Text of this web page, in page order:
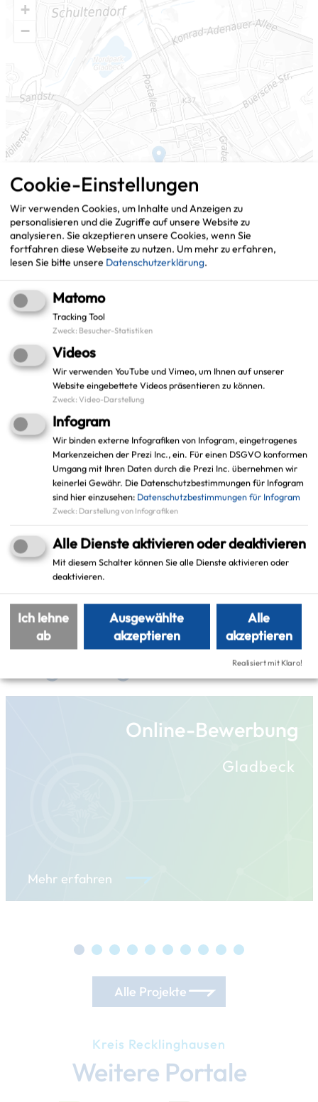
+
−
Adresse:
Stadt Gladbeck
Projekt: smartbib Verbund
Friedrich-Ebert-Straße 8
45964 Gladbeck
Schlagworte
smartes Leben Gladbeck
Weitere Projekte in der
Online-Bewerbung
Gladbeck
Mehr erfahren
Alle Projekte
Kreis Recklinghausen
Weitere Portale
Cookie-Einstellungen
Wir verwenden Cookies, um Inhalte und Anzeigen zu
personalisieren und die Zugriffe auf unsere Website zu
analysieren. Sie akzeptieren unsere Cookies, wenn Sie
fortfahren diese Webseite zu nutzen. Um mehr zu erfahren,
lesen Sie bitte unsere Datenschutzerklärung.
Matomo
Tracking Tool
Zweck: Besucher-Statistiken
Videos
Wir verwenden YouTube und Vimeo, um Ihnen auf unserer
Website eingebettete Videos präsentieren zu können.
Zweck: Video-Darstellung
Infogram
Wir binden externe Infografiken von Infogram, eingetragenes
Markenzeichen der Prezi Inc., ein. Für einen DSGVO konformen
Umgang mit Ihren Daten durch die Prezi Inc. übernehmen wir
keinerlei Gewähr. Die Datenschutzbestimmungen für Infogram
sind hier einzusehen: Datenschutzbestimmungen für Infogram
Zweck: Darstellung von Infografiken
Alle Dienste aktivieren oder deaktivieren
Mit diesem Schalter können Sie alle Dienste aktivieren oder
deaktivieren.
Ich lehne
ab
Ausgewählte
akzeptieren
Alle
akzeptieren
Realisiert mit Klaro!